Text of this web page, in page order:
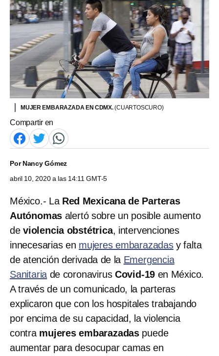
MUJER EMBARAZADA EN CDMX.(CUARTOSCURO)
Compartir en
PorNancy Gómez
abril 10, 2020 a las 14:11 GMT-5
México.- La Red Mexicana de Parteras
Autónomas alertó sobre un posible aumento
de violencia obstétrica, intervenciones
innecesarias en mujeres embarazadasy falta
de atención derivada de la Emergencia
Sanitaria de coronavirus Covid-19 en México.
A través de un comunicado, la parteras
explicaron que con los hospitales trabajando
por encima de su capacidad, la violencia
contra mujeres embarazadas puede
aumentar para desocupar camas en